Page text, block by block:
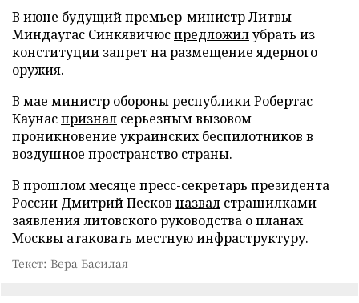
В июне будущий премьер-министр Литвы
Миндаугас Синкявичюспредложилубрать из
конституции запрет на размещение ядерного
оружия.
В мае министр обороны республики Робертас
Каунаспризнал серьезным вызовом
проникновение украинских беспилотников в
воздушное пространство страны.
В прошлом месяце пресс-секретарь президента
России Дмитрий Песков назвал страшилками
заявления литовского руководства о планах
Москвы атаковать местную инфраструктуру.
Текст: Вера Басилая